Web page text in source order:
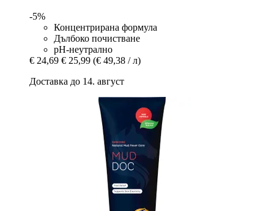
-5%
Концентрирана формула
Дълбоко почистване
pH-неутрално
€ 24,69 € 25,99 (€ 49,38 / л)
Доставка до 14. август